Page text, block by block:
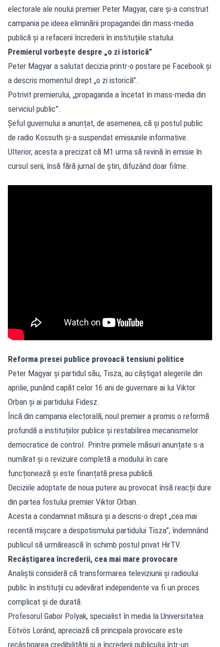
electorale ale noului premier Peter Magyar, care și-a construit
campania pe ideea eliminării propagandei din mass-media
publică și a refacerii încrederii în instituțiile statului.
Premierul vorbește despre „o zi istorică”
Peter Magyar a salutat decizia printr-o postare pe Facebook și
a descris momentul drept „o zi istorică”.
Potrivit premierului, „propaganda a încetat în mass-media din
serviciul public”.
Șeful guvernului a anunțat, de asemenea, că și postul public
de radio Kossuth și-a suspendat emisiunile informative.
Ulterior, acesta a precizat că M1 urma să revină în emisie în
cursul serii, însă fără jurnal de știri, difuzând doar filme.
Reforma presei publice provoacă tensiuni politice
Peter Magyar și partidul său, Tisza, au câștigat alegerile din
aprilie, punând capăt celor 16 ani de guvernare ai lui Viktor
Orban și ai partidului Fidesz.
Încă din campania electorală, noul premier a promis o reformă
profundă a instituțiilor publice și restabilirea mecanismelor
democratice de control. Printre primele măsuri anunțate s-a
numărat și o revizuire completă a modului în care
funcționează și este finanțată presa publică.
Deciziile adoptate de noua putere au provocat însă reacții dure
din partea fostului premier Viktor Orban.
Acesta a condamnat măsura și a descris-o drept „cea mai
recentă mișcare a despotismului partidului Tisza”, îndemnând
publicul să urmărească în schimb postul privat HirTV.
Recâștigarea încrederii, cea mai mare provocare
Analiștii consideră că transformarea televiziunii și radioului
public în instituții cu adevărat independente va fi un proces
complicat și de durată.
Profesorul Gabor Polyak, specialist în media la Universitatea
Eötvös Loránd, apreciază că principala provocare este
recâștigarea credibilității și a încrederii publicului într-un